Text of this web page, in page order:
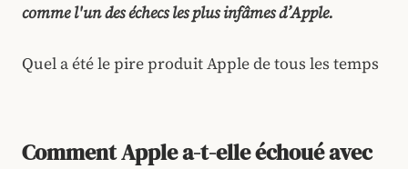
comme l'un des échecs les plus infâmes d’Apple.
Quel a été le pire produit Apple de tous les temps
Comment Apple a-t-elle échoué avec